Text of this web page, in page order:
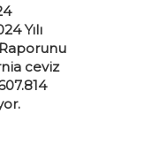
Yılı
ceviz